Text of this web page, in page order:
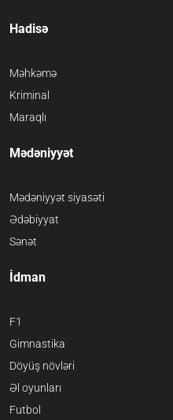
Hadisə
Məhkəmə
Kriminal
Maraqlı
Mədəniyyət
Mədəniyyət siyasəti
Ədəbiyyat
Sənət
İdman
F1
Gimnastika
Döyüş növləri
Əl oyunları
Futbol